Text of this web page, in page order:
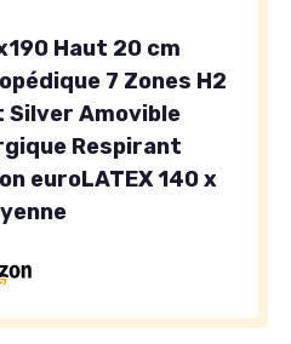
Haut 20 cm
7 Zones H2
Silver Amovible
Respirant
euroLATEX 140 x